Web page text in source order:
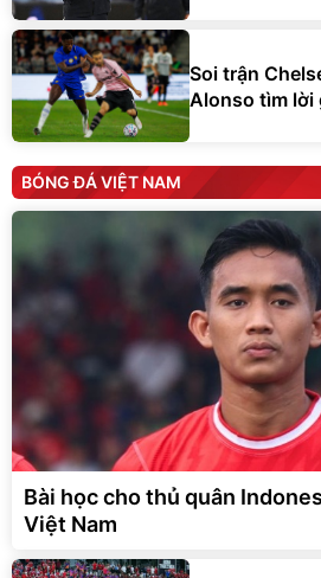
Soi trận
Alonso tìm lời
BÓNG ĐÁ VIỆT NAM
Bài học cho thủ quân
Việt Nam